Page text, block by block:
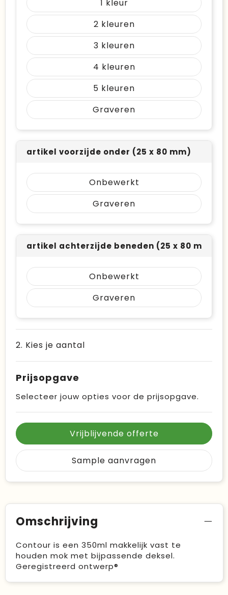
1
2
3
4
5
Graveren
artikel voorzijde onder (25 x 80 mm)
Onbewerkt
Graveren
artikel achterzijde beneden (25 x 80 mm)
Onbewerkt
Graveren
2. Kies je aantal
Prijsopgave
Selecteer jouw opties voor de prijsopgave.
Vrijblijvende offerte
Sample aanvragen
Omschrijving
Contour is een 350ml makkelijk vast te
houden mok met bijpassende deksel.
Geregistreerd ontwerp®